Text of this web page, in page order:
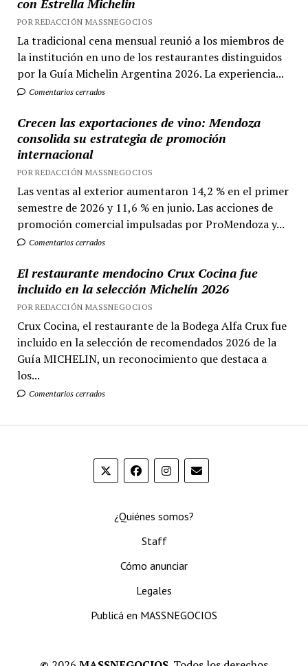
con Estrella Michelin
POR REDACCIÓN MASSNEGOCIOS
La tradicional cena mensual reunió a los miembros de
la institución en uno de los restaurantes distinguidos
por la Guía Michelin Argentina 2026. La experiencia...
Comentarios cerrados
Crecen las exportaciones de vino: Mendoza
consolida su estrategia de promoción
internacional
POR REDACCIÓN MASSNEGOCIOS
Las ventas al exterior aumentaron 14,2 % en el primer
semestre de 2026 y 11,6 % en junio. Las acciones de
promoción comercial impulsadas por ProMendoza y...
Comentarios cerrados
El restaurante mendocino Crux Cocina fue
incluido en la selección Michelín 2026
POR REDACCIÓN MASSNEGOCIOS
Crux Cocina, el restaurante de la Bodega Alfa Crux fue
incluido en la selección de recomendados 2026 de la
Guía MICHELIN, un reconocimiento que destaca a
los...
Comentarios cerrados
¿Quiénes somos?
Staff
Cómo anunciar
Legales
Publicá en MASSNEGOCIOS